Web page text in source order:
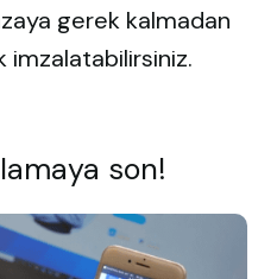
gerek kalmadan
imzalatabilirsiniz.
son!